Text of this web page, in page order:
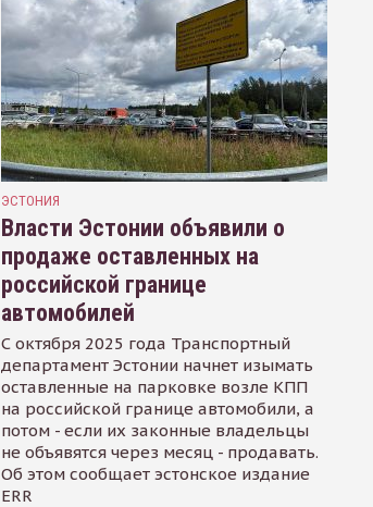
ЭСТОНИЯ
Власти Эстонии объявили о
продаже оставленных на
российской границе
автомобилей
С октября 2025 года Транспортный
департамент Эстонии начнет изымать
оставленные на парковке возле КПП
на российской границе автомобили, а
потом - если их законные владельцы
не объявятся через месяц - продавать.
Об этом сообщает эстонское издание
ERR